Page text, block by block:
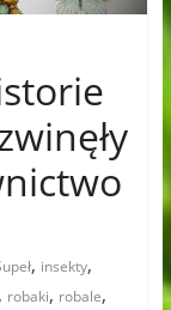
, insekty,
, robaki, robale,